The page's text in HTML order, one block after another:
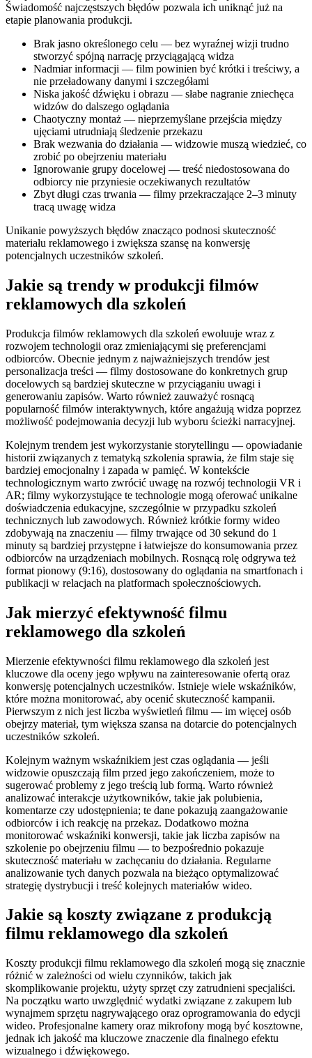
Świadomość najczęstszych błędów pozwala ich uniknąć już na
etapie planowania produkcji.
Brak jasno określonego celu — bez wyraźnej wizji trudno
stworzyć spójną narrację przyciągającą widza
Nadmiar informacji — film powinien być krótki i treściwy, a
nie przeładowany danymi i szczegółami
Niska jakość dźwięku i obrazu — słabe nagranie zniechęca
widzów do dalszego oglądania
Chaotyczny montaż — nieprzemyślane przejścia między
ujęciami utrudniają śledzenie przekazu
Brak wezwania do działania — widzowie muszą wiedzieć, co
zrobić po obejrzeniu materiału
Ignorowanie grupy docelowej — treść niedostosowana do
odbiorcy nie przyniesie oczekiwanych rezultatów
Zbyt długi czas trwania — filmy przekraczające 2–3 minuty
tracą uwagę widza
Unikanie powyższych błędów znacząco podnosi skuteczność
materiału reklamowego i zwiększa szansę na konwersję
potencjalnych uczestników szkoleń.
Jakie są trendy w produkcji filmów
reklamowych dla szkoleń
Produkcja filmów reklamowych dla szkoleń ewoluuje wraz z
rozwojem technologii oraz zmieniającymi się preferencjami
odbiorców. Obecnie jednym z najważniejszych trendów jest
personalizacja treści — filmy dostosowane do konkretnych grup
docelowych są bardziej skuteczne w przyciąganiu uwagi i
generowaniu zapisów. Warto również zauważyć rosnącą
popularność filmów interaktywnych, które angażują widza poprzez
możliwość podejmowania decyzji lub wyboru ścieżki narracyjnej.
Kolejnym trendem jest wykorzystanie storytellingu — opowiadanie
historii związanych z tematyką szkolenia sprawia, że film staje się
bardziej emocjonalny i zapada w pamięć. W kontekście
technologicznym warto zwrócić uwagę na rozwój technologii VR i
AR; filmy wykorzystujące te technologie mogą oferować unikalne
doświadczenia edukacyjne, szczególnie w przypadku szkoleń
technicznych lub zawodowych. Również krótkie formy wideo
zdobywają na znaczeniu — filmy trwające od 30 sekund do 1
minuty są bardziej przystępne i łatwiejsze do konsumowania przez
odbiorców na urządzeniach mobilnych. Rosnącą rolę odgrywa też
format pionowy (9:16), dostosowany do oglądania na smartfonach i
publikacji w relacjach na platformach społecznościowych.
Jak mierzyć efektywność filmu
reklamowego dla szkoleń
Mierzenie efektywności filmu reklamowego dla szkoleń jest
kluczowe dla oceny jego wpływu na zainteresowanie ofertą oraz
konwersję potencjalnych uczestników. Istnieje wiele wskaźników,
które można monitorować, aby ocenić skuteczność kampanii.
Pierwszym z nich jest liczba wyświetleń filmu — im więcej osób
obejrzy materiał, tym większa szansa na dotarcie do potencjalnych
uczestników szkoleń.
Kolejnym ważnym wskaźnikiem jest czas oglądania — jeśli
widzowie opuszczają film przed jego zakończeniem, może to
sugerować problemy z jego treścią lub formą. Warto również
analizować interakcje użytkowników, takie jak polubienia,
komentarze czy udostępnienia; te dane pokazują zaangażowanie
odbiorców i ich reakcję na przekaz. Dodatkowo można
monitorować wskaźniki konwersji, takie jak liczba zapisów na
szkolenie po obejrzeniu filmu — to bezpośrednio pokazuje
skuteczność materiału w zachęcaniu do działania. Regularne
analizowanie tych danych pozwala na bieżąco optymalizować
strategię dystrybucji i treść kolejnych materiałów wideo.
Jakie są koszty związane z produkcją
filmu reklamowego dla szkoleń
Koszty produkcji filmu reklamowego dla szkoleń mogą się znacznie
różnić w zależności od wielu czynników, takich jak
skomplikowanie projektu, użyty sprzęt czy zatrudnieni specjaliści.
Na początku warto uwzględnić wydatki związane z zakupem lub
wynajmem sprzętu nagrywającego oraz oprogramowania do edycji
wideo. Profesjonalne kamery oraz mikrofony mogą być kosztowne,
jednak ich jakość ma kluczowe znaczenie dla finalnego efektu
wizualnego i dźwiękowego.